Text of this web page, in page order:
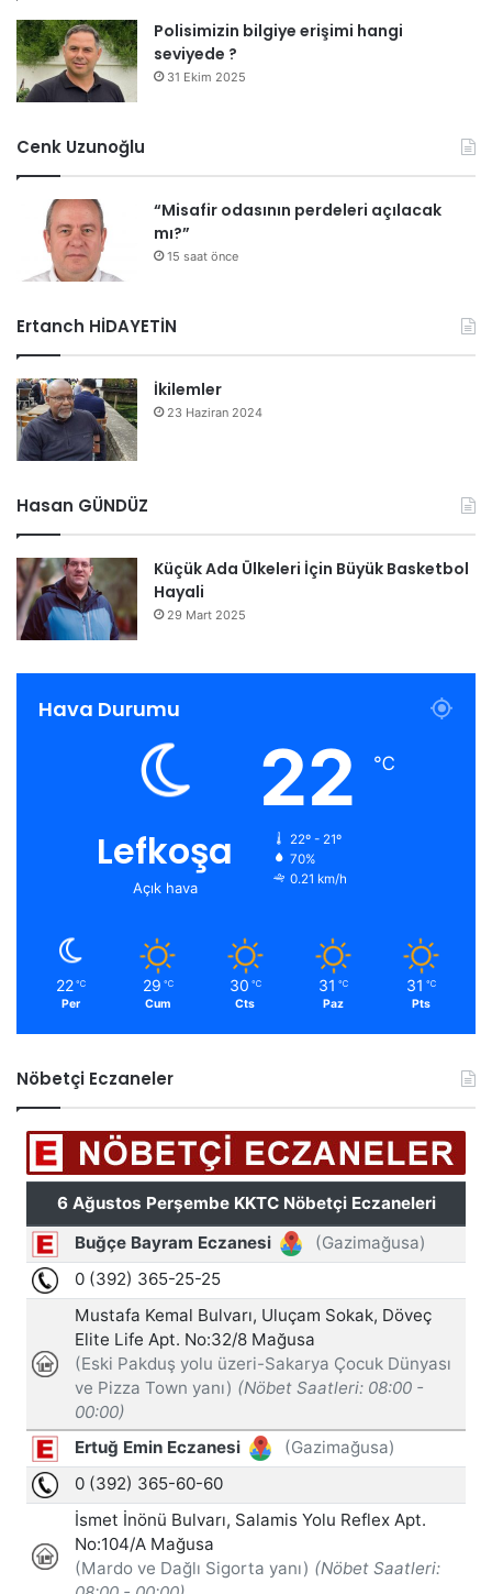
Polisimizin bilgiye erişimi hangi
seviyede ?
31 Ekim 2025
Cenk Uzunoğlu
“Misafir odasının perdeleri açılacak
mı?”
15 saat önce
Ertanch HİDAYETİN
İkilemler
23 Haziran 2024
Hasan GÜNDÜZ
Küçük Ada Ülkeleri İçin Büyük Basketbol
Hayali
29 Mart 2025
Hava Durumu
Lefkoşa
Açık hava
22 ℃
22º - 21º
70%
0.21 km/h
22 ℃
Per
29 ℃
Cum
30 ℃
Cts
31 ℃
Paz
31 ℃
Pts
Nöbetçi Eczaneler